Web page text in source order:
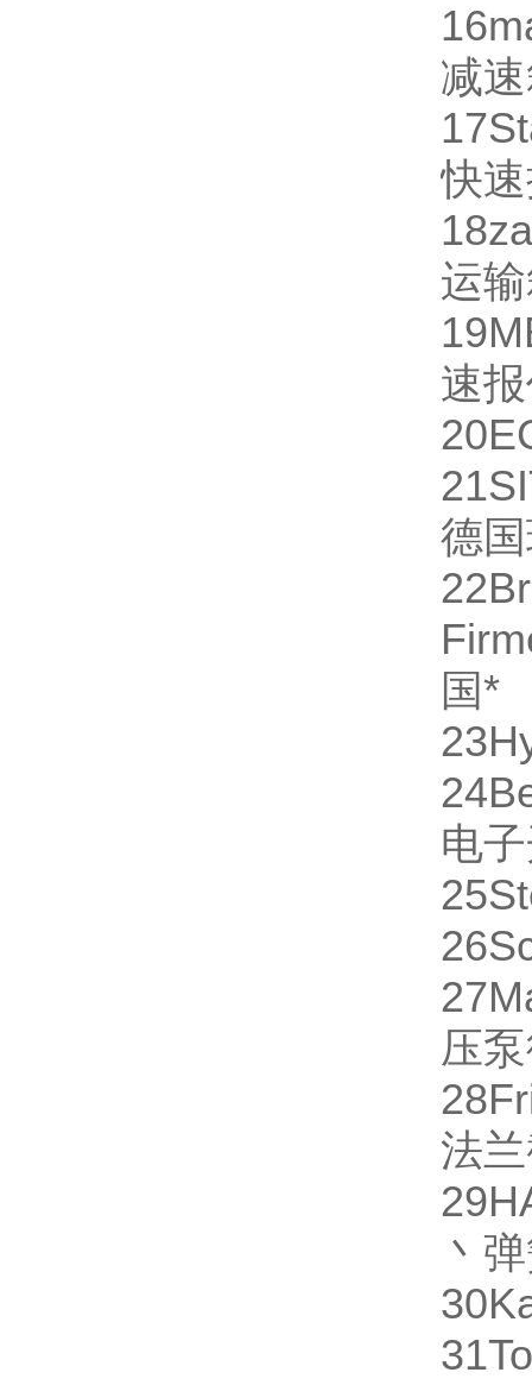
16
减
17
快
18
运
19
速
20
21
德国
22
国*
23
24
电
25
26
27
压泵
28
法
29
丶
30
31